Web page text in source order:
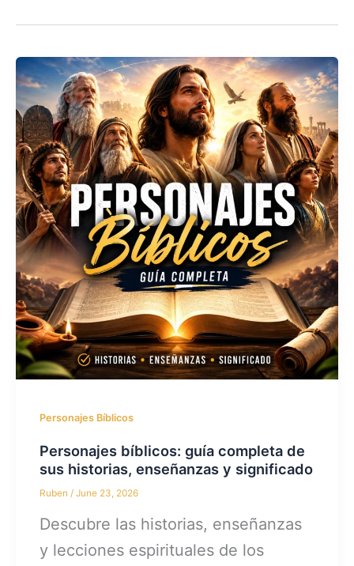
Personajes Bíblicos
Personajes bíblicos: guía completa de
sus historias, enseñanzas y significado
Ruben/June 23, 2026
Descubre las historias, enseñanzas
y lecciones espirituales de los